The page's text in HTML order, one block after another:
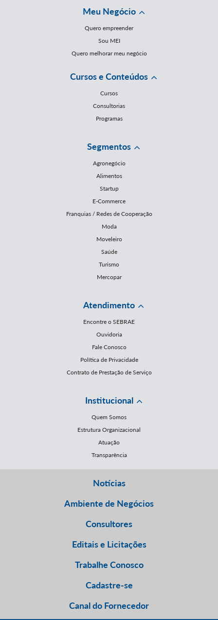
Meu Negócio
Quero empreender
Sou MEI
Quero melhorar meu negócio
Cursos e Conteúdos
Cursos
Consultorias
Programas
Segmentos
Agronegócio
Alimentos
Startup
E-Commerce
Franquias / Redes de Cooperação
Moda
Moveleiro
Saúde
Turismo
Mercopar
Atendimento
Encontre o SEBRAE
Ouvidoria
Fale Conosco
Política de Privacidade
Contrato de Prestação de Serviço
Institucional
Quem Somos
Estrutura Organizacional
Atuação
Transparência
Notícias
Ambiente de Negócios
Consultores
Editais e Licitações
Trabalhe Conosco
Cadastre-se
Canal do Fornecedor